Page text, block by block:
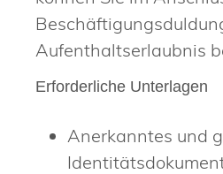
Aufenthaltserlaubnis
Erforderliche Unterlagen
Anerkanntes und